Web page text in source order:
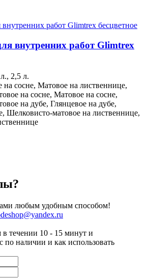
внутренних работ Glimtrex
2,5 л.
на сосне, Матовое на лиственнице,
на сосне, Матовое на сосне,
на дубе, Глянцевое на дубе,
Шелковисто-матовое на лиственнице,
любым удобным способом!
течении 10 - 15 минут и
по наличии и как использовать